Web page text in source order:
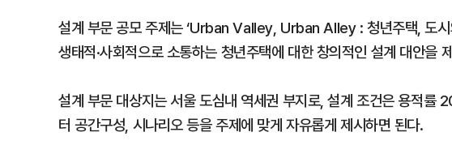
설계 부문 공모 주제는 ‘Urban Valley, Urban Alley : 청년주택, 도시
생태적·사회적으로 소통하는 청년주택에 대한 창의적인 설계 대안을
설계 부문 대상지는 서울 도심내 역세권 부지로, 설계 조건은 용적
터 공간구성, 시나리오 등을 주제에 맞게 자유롭게 제시하면 된다.